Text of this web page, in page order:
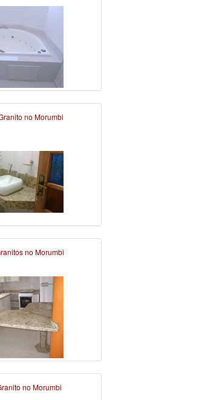
no Morumbi
no Morumbi
no Morumbi